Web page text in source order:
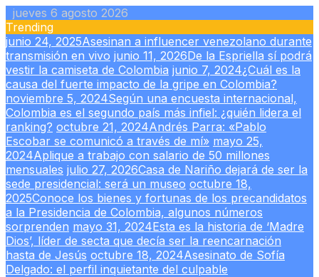
Skip
to
content
jueves 6 agosto 2026
Trending
junio 24, 2025Asesinan a influencer venezolano durante
transmisión en vivo junio 11, 2026De la Espriella sí podrá
vestir la camiseta de Colombia junio 7, 2024¿Cuál es la
causa del fuerte impacto de la gripe en Colombia?
noviembre 5, 2024Según una encuesta internacional,
Colombia es el segundo país más infiel: ¿quién lidera el
ranking? octubre 21, 2024Andrés Parra: «Pablo
Escobar se comunicó a través de mí» mayo 25,
2024Aplique a trabajo con salario de 50 millones
mensuales julio 27, 2026Casa de Nariño dejará de ser la
sede presidencial: será un museo octubre 18,
2025Conoce los bienes y fortunas de los precandidatos
a la Presidencia de Colombia, algunos números
sorprenden mayo 31, 2024Esta es la historia de ‘Madre
Dios’, líder de secta que decía ser la reencarnación
hasta de Jesús octubre 18, 2024Asesinato de Sofía
Delgado: el perfil inquietante del culpable